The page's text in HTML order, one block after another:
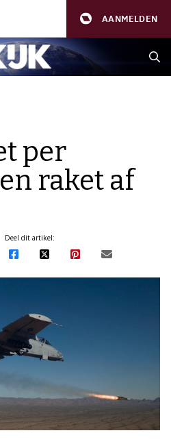
AANMELDEN
per
raket af
Deel dit artikel: